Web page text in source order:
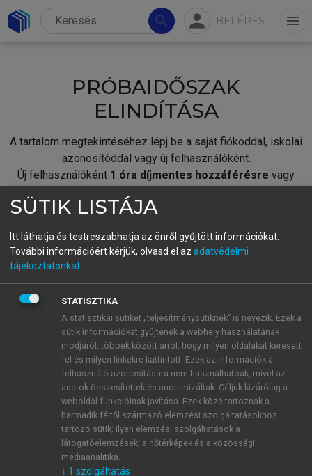
search person BELÉPÉS menu
PRÓBAIDŐSZAK
ELINDÍTÁSA
A tartalom megtekintéséhez lépj be a saját fiókoddal, iskolai
azonosítóddal vagy új felhasználóként.
Új felhasználóként 1 óra díjmentes hozzáférésre vagy
fiókoddal,vagy hozz létre új fiókot.
A regisztráció után apróbaidőszakautomatikusan
BELÉPÉS SAJÁT FIÓKKAL
ÚJ FIÓK LÉTREHOZÁSA
1 óra díjmentes hozzáférés
E-MAIL-CÍM
SÜTIK LISTÁJA
Itt láthatja és testreszabhatja az önről gyűjtött információkat.
További információért kérjük, olvasd el az adatvédelmi
tájékoztatónkat
STATISZTIKA
A statisztikai sütiket „teljesítménysütiknek” is nevezik. Ezek a
sütik információkat gyűjtenek a webhely használatának
módjáról, többek között arról, hogy milyen oldalakat keresett
fel és milyen linkekre kattintott. Ezek az információk a
felhasználó azonosítására nem használhatóak, mivel az
adatok összesítettek és anonimizáltak. Céljuk kizárólag a
weboldal funkcióinak javítása. Ezek közé tartoznak a
harmadik féltől származó elemzési szolgáltatásokhoz
tartozó sütik; ilyen elemzési szolgáltatások a
látogatóelemzések, a hőtérképek és a közösségi
médiaanalitika.
↓ 1 szolgáltatás